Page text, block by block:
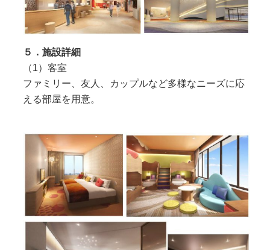
５．施設詳細
（1）客室
ファミリー、友人、カップルなど多様なニーズに応
える部屋を用意。